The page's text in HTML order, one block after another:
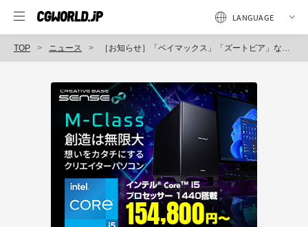
TOP ニュース ［お知らせ］「ベイマックス」「ズートピア」など数々の映画に参加するアーマンド・セラーノ氏が再来日！4月6-7日に講座開催（CGWORLD +ONE Knowldege）